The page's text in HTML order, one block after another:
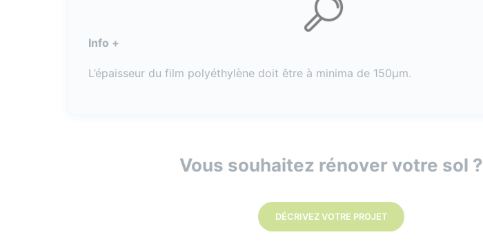
Info +
L’épaisseur du film polyéthylène doit être à minima de 150µm.
Vous souhaitez rénover votre sol ?
DÉCRIVEZ VOTRE PROJET